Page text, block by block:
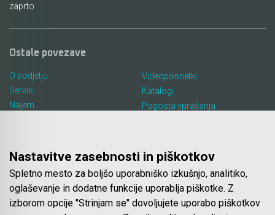
zaprto
Ostale povezave
O podjetju
Servis
Najem
Videoposnetki
Katalogi
Pogosta vprašanja
Spletna trgovina
Pogoji poslovanja
Nastavitve zasebnosti in piškotkov
Spletno mesto za boljšo uporabniško izkušnjo, analitiko,
oglaševanje in dodatne funkcije uporablja piškotke. Z
izborom opcije "Strinjam se" dovoljujete uporabo piškotkov